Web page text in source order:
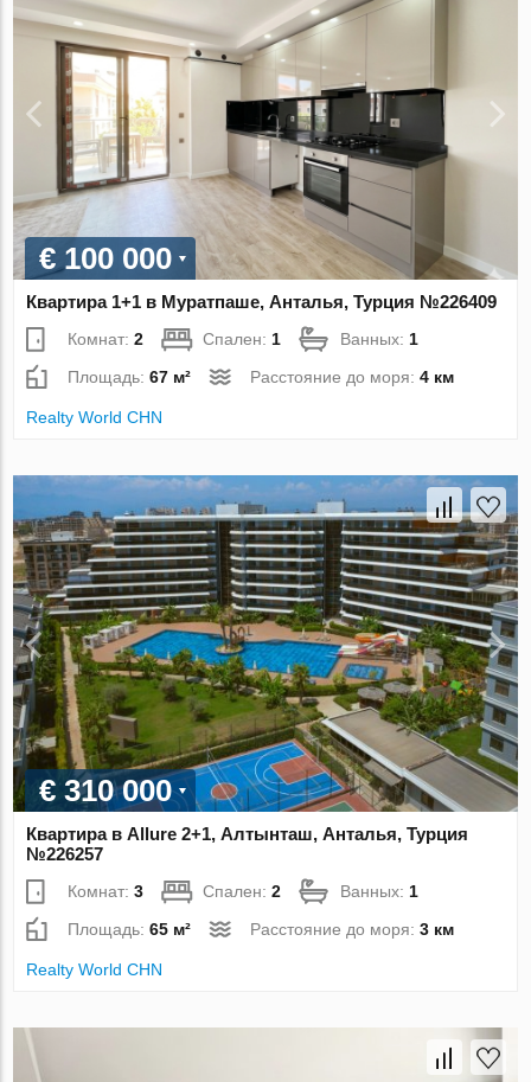
€ 100 000
Квартира 1+1 в Муратпаше, Анталья, Турция №226409
Комнат:2 Спален:1 Ванных:1
Площадь:67 м² Расстояние до моря:4 км
Realty World CHN
€ 310 000
Квартира в Allure 2+1, Алтынташ, Анталья, Турция
№226257
Комнат:3 Спален:2 Ванных: 1
Площадь:65 м² Расстояние до моря:3 км
Realty World CHN